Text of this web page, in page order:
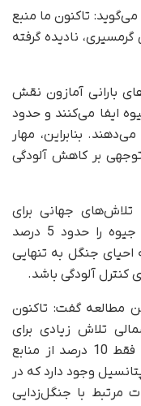
‌تاکنون ما منبع
نادیده گرفته‌
بارانی آمازون نقش
ایفا می‌کنند و حدود
بنابراین، مهار
بر کاهش آلودگی
جهانی برای
احیای جنگل‌ها می‌تواند جذب سالانه جیوه را حدود 5 درصد
جنگل به تنهایی
کنترل آلودگی باشد.
مطالعه گفت: تاکنون
تلاش زیادی برای
کاهش انتشار جیوه انجام داده‌اند. اما فقط 10 درصد از منابع
وجود دارد که در
مرتبط با جنگل‌زدایی